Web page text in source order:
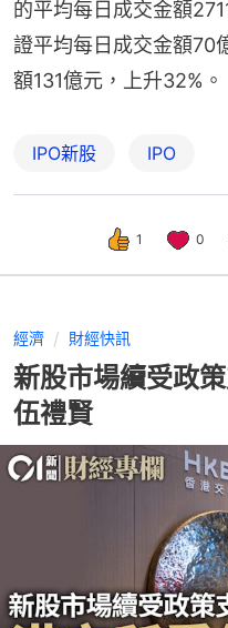
的平均每日成交金額
證平均每日成交金額70
額131億元，上升32%。
IPO新股 IPO
1 0
經濟 財經快訊
新股市場續受政
伍禮賢